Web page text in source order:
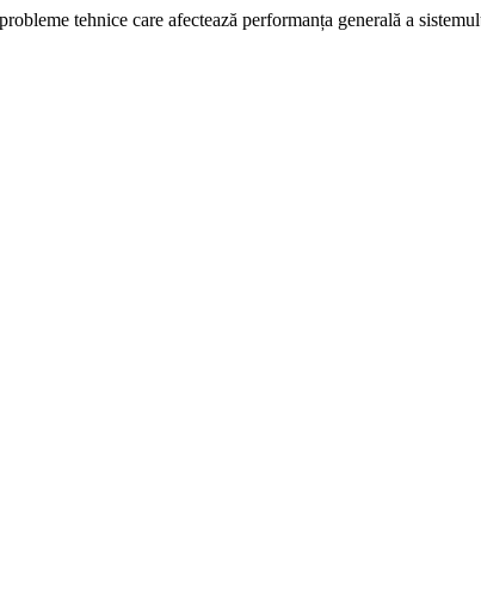
tehnice care afectează performanța generală a